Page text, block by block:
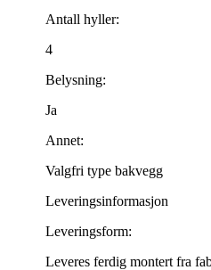
Antall hyller:
4
Belysning:
Ja
Annet:
Valgfri type bakvegg
Leveringsinformasjon
Leveringsform:
Leveres ferdig montert fra